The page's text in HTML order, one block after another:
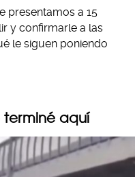
presentamos a 15
y confirmarle a las
le siguen poniendo
terminé aquí